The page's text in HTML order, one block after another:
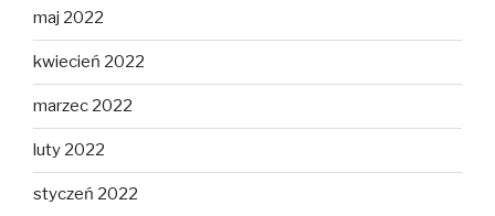
maj 2022
kwiecień 2022
marzec 2022
luty 2022
styczeń 2022